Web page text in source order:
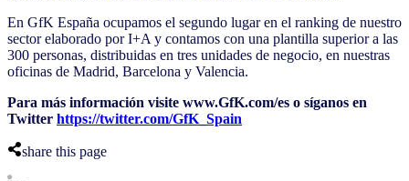
En GfK España ocupamos el segundo lugar en el ranking de nuestro
sector elaborado por I+A y contamos con una plantilla superior a las
300 personas, distribuidas en tres unidades de negocio, en nuestras
oficinas de Madrid, Barcelona y Valencia.
Para más información visite www.GfK.com/es o síganos en
Twitter https://twitter.com/GfK_Spain
share this page